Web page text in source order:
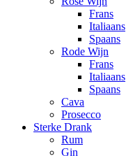
Frans
Italiaans
Spaans
Rode Wijn
Frans
Italiaans
Spaans
Cava
Prosecco
Sterke Drank
Rum
Gin